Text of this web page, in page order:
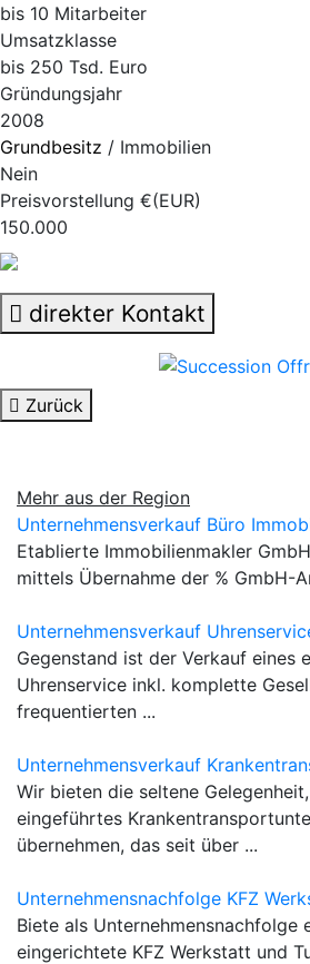
bis 10 Mitarbeiter
Umsatzklasse
bis 250 Tsd. Euro
Gründungsjahr
2008
Grundbesitz / Immobilien
Nein
Preisvorstellung €(EUR)
150.000
direkter Kontakt
Zurück
Mehr aus der Region
Unternehmensverkauf Büro
Etablierte Immobilienmakler
mittels Übernahme der % GmbH-
Unternehmensverkauf
Gegenstand ist der Verkauf eines
Uhrenservice inkl. komplette
frequentierten ...
Unternehmensverkauf
Wir bieten die seltene
eingeführtes
übernehmen, das seit über ...
Unternehmensnachfolge KFZ
Biete als Unternehmensnachfolge
eingerichtete KFZ Werkstatt und